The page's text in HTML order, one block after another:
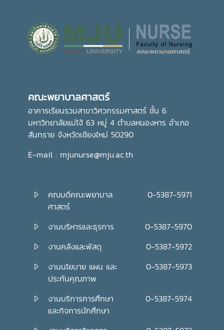
คณะพยาบาลศาสตร์
อาคารเรียนรวมสาขาวิศวกรรมศาสตร์ ชั้น 6
มหาวิทยาลัยแม่โจ้ 63 หมู่ 4 ตำบลหนองหาร อำเภอ
สันทราย จังหวัดเชียงใหม่ 50290
E-mail : mjunurse@mju.ac.th
คณบดีคณะพยาบาล
ศาสตร์
0-5387-5971
งานบริหารและธุรการ
0-5387-5970
งานคลังและพัสดุ
0-5387-5972
งานนโยบาย แผน และ
ประกันคุณภาพ
0-5387-5973
งานบริการการศึกษา
และกิจการนักศึกษา
0-5387-5974